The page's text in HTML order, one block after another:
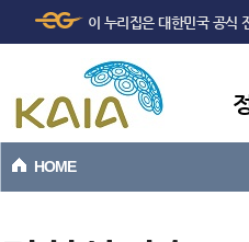
본문바로가기
이 누리집은 대한민국 공식
HOME